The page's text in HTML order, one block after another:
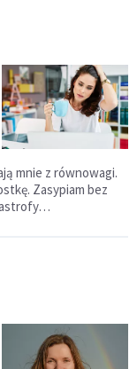
mnie z równowagi.
Zasypiam bez